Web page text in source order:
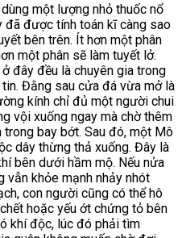
một lượng nhỏ thuốc nổ
đã được tính toán kĩ càng sao
bên trên. Ít hơn một phân
một phân sẽ làm tuyết lở.
đây đều là chuyên gia trong
Đằng sau cửa đá vừa mở là
kính chỉ đủ một người chui
vội xuống ngay mà chờ thêm
bay bớt. Sau đó, một Mô
dây thừng thả xuống. Đây là
bên dưới hầm mộ. Nếu nửa
vẫn khỏe mạnh nhảy nhót
con người cũng có thể hô
hoặc yếu ớt chứng tỏ bên
khí độc, lúc đó phải tìm